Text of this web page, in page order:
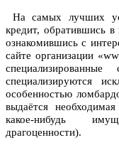
На самых лучших
кредит, обратившись в
ознакомившись с
сайте организации
специализируются
особенностью
выдаётся
какое-нибудь
драгоценности).